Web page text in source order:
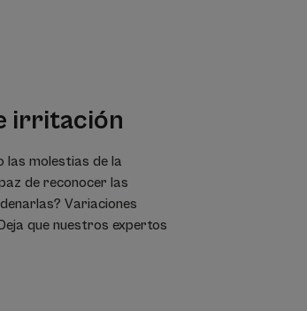
irritación
las molestias de la
de reconocer las
Variaciones
que nuestros expertos